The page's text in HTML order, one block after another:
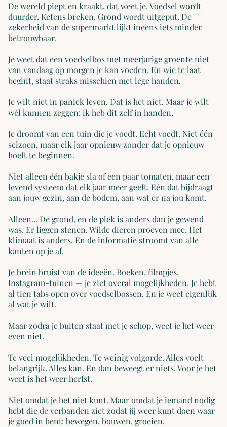
De wereld piept en kraakt, dat weet je. Voedsel wordt
duurder. Ketens breken. Grond wordt uitgeput. De
zekerheid van de supermarkt lijkt ineens iets minder
betrouwbaar.
Je weet dat een voedselbos met meerjarige groente niet
van vandaag op morgen je kan voeden. En wie te laat
begint, staat straks misschien met lege handen.
Je wilt niet in paniek leven. Dat is het niet. Maar je wilt
wél kunnen zeggen: ik heb dit zelf in handen.
Je droomt van een tuin die je voedt. Echt voedt. Niet één
seizoen, maar elk jaar opnieuw zonder dat je opnieuw
hoeft te beginnen.
Niet alleen één bakje sla of een paar tomaten, maar een
levend systeem dat elk jaar meer geeft. Eén dat bijdraagt
aan jouw gezin, aan de bodem, aan wat er na jou komt.
Alleen... De grond, en de plek is anders dan je gewend
was. Er liggen stenen. Wilde dieren proeven mee. Het
klimaat is anders. En de informatie stroomt van alle
kanten op je af.
Je brein bruist van de ideeën. Boeken, filmpjes,
Instagram-tuinen — je ziet overal mogelijkheden. Je hebt
al tien tabs open over voedselbossen. En je weet eigenlijk
al wat je wilt.
Maar zodra je buiten staat met je schop, weet je het weer
even niet.
Te veel mogelijkheden. Te weinig volgorde. Alles voelt
belangrijk. Alles kan. En dan beweegt er niets. Voor je het
weet is het weer herfst.
Niet omdat je het niet kunt. Maar omdat je iemand nodig
hebt die de verbanden ziet zodat jij weer kunt doen waar
je goed in bent: bewegen, bouwen, groeien.